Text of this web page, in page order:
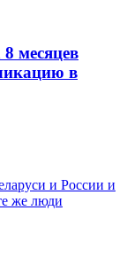
месяцев
в
и России и
же люди